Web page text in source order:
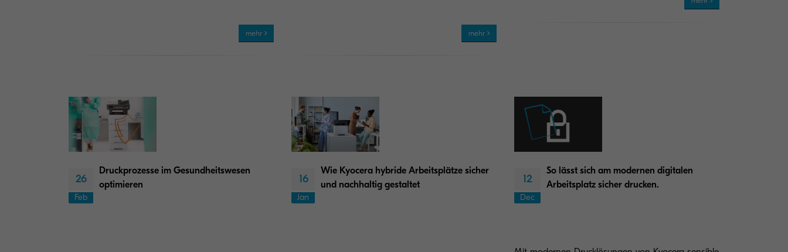
mehr mehr
26
Feb
Druckprozesse im Gesundheitswesen
optimieren
16
Jan
Wie Kyocera hybride Arbeitsplätze sicher
und nachhaltig gestaltet
12
Dec
So lässt sich am modernen digitalen
Arbeitsplatz sicher drucken.